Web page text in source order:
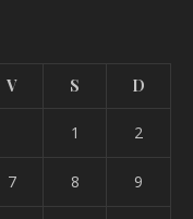
V S D
1 2
7 8 9